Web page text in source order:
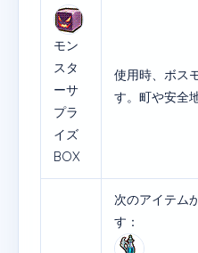
モン
スタ
ーサ
プラ
イズ
BOX
使用時、ボス
す。町や安全
次のアイテム
す：